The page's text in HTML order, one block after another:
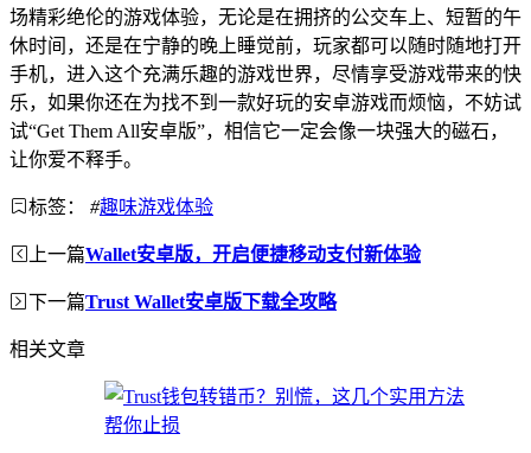
场精彩绝伦的游戏体验，无论是在拥挤的公交车上、短暂的午
休时间，还是在宁静的晚上睡觉前，玩家都可以随时随地打开
手机，进入这个充满乐趣的游戏世界，尽情享受游戏带来的快
乐，如果你还在为找不到一款好玩的安卓游戏而烦恼，不妨试
试“Get Them All安卓版”，相信它一定会像一块强大的磁石，
让你爱不释手。
标签： #趣味游戏体验
上一篇Wallet安卓版，开启便捷移动支付新体验
下一篇Trust Wallet安卓版下载全攻略
相关文章